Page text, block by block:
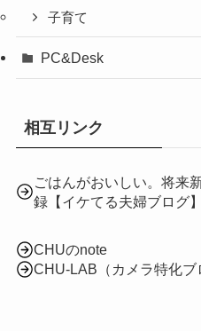
子育て
PC&Desk
相互リンク
ごはんがおいしい。将来
録【イケてる夫婦ブログ】
CHUのnote
CHU-LAB（カメラ特化ブ